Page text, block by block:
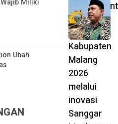
Miliki
Ubah